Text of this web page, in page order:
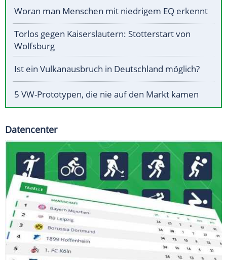
Woran man Menschen mit niedrigem EQ erkennt
Torlos gegen Kaiserslautern: Stotterstart von
Wolfsburg
Ist ein Vulkanausbruch in Deutschland möglich?
5 VW-Prototypen, die nie auf den Markt kamen
Datencenter